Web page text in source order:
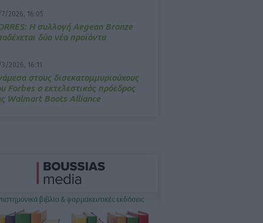
7/2026, 16:05
Η συλλογή Aegean Bronze
δύο νέα προϊόντα
3/2026, 16:11
στους δισεκατομμυριούχους
Forbes o εκτελεστικός πρόεδρος
Walmart Boots Alliance